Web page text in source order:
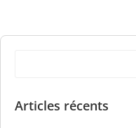
Articles récents